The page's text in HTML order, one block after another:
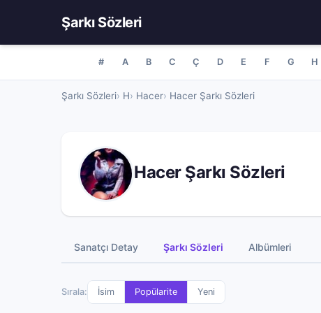
Şarkı Sözleri
# A B C Ç D E F G H
Şarkı Sözleri H Hacer Hacer Şarkı Sözleri
Hacer Şarkı Sözleri
Sanatçı Detay Şarkı Sözleri Albümleri
Sırala: İsim Popülarite Yeni